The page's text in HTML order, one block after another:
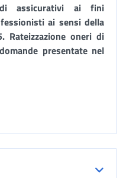
assicurativi ai fini
ai sensi della
Rateizzazione oneri di
presentate nel